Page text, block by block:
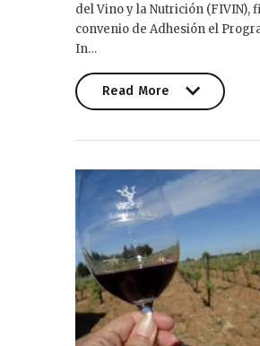
del Vino y la Nutrición (FIVIN),
convenio de Adhesión el
In…
Read More